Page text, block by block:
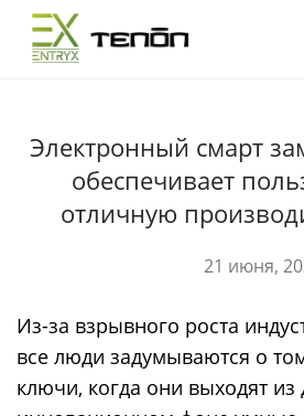
Электронный смарт
обеспечивает
отличную
21 июня,
Из-за взрывного роста
все люди задумываются о
ключи, когда они выходят